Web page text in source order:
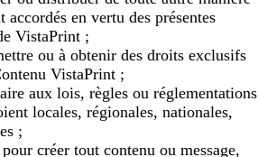
en vertu des présentes
VistaPrint ;
ou à obtenir des droits exclusifs
VistaPrint ;
aux lois, règles ou réglementations
locales, régionales, nationales,
;
créer tout contenu ou message,